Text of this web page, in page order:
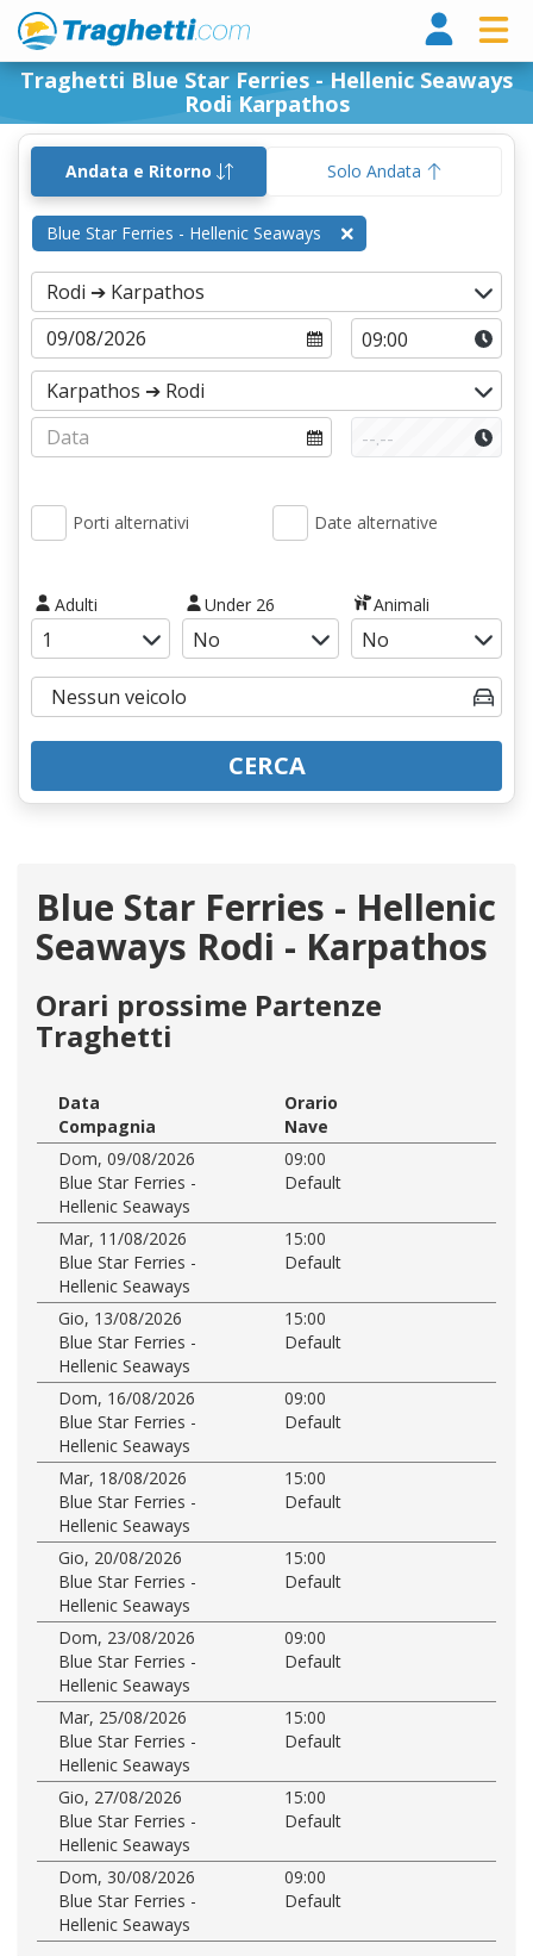
Traghetti Blue Star Ferries - Hellenic Seaways
Rodi Karpathos
Andata e Ritorno Solo Andata
Blue Star Ferries - Hellenic Seaways
Porti alternativi Date alternative
Adulti Under 26 Animali
CERCA
Blue Star Ferries - Hellenic
Seaways Rodi - Karpathos
Orari prossime Partenze
Traghetti
Data
Orario
Compagnia
Nave
Dom, 09/08/2026
09:00
Blue Star Ferries -
Hellenic Seaways
Default
Mar, 11/08/2026
15:00
Blue Star Ferries -
Hellenic Seaways
Default
Gio, 13/08/2026
15:00
Blue Star Ferries -
Hellenic Seaways
Default
Dom, 16/08/2026
09:00
Blue Star Ferries -
Hellenic Seaways
Default
Mar, 18/08/2026
15:00
Blue Star Ferries -
Hellenic Seaways
Default
Gio, 20/08/2026
15:00
Blue Star Ferries -
Hellenic Seaways
Default
Dom, 23/08/2026
09:00
Blue Star Ferries -
Hellenic Seaways
Default
Mar, 25/08/2026
15:00
Blue Star Ferries -
Hellenic Seaways
Default
Gio, 27/08/2026
15:00
Blue Star Ferries -
Hellenic Seaways
Default
Dom, 30/08/2026
09:00
Blue Star Ferries -
Hellenic Seaways
Default